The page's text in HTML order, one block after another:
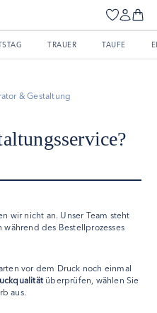
TRAUER TAUFE
& Gestaltung
wir nicht an. Unser Team steht
des Bestellprozesses
vor dem Druck noch einmal
überprüfen, wählen Sie
aus.